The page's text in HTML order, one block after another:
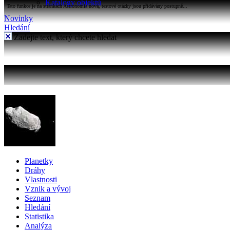
Katalogy objektů
Tato funkce je na stránkách Astronomia nová, testové otázky jsou přidávány postupně...
Novinky
Hledání
Zadejte text, který chcete hledat
Planetky
Dráhy
Vlastnosti
Vznik a vývoj
Seznam
Hledání
Statistika
Analýza